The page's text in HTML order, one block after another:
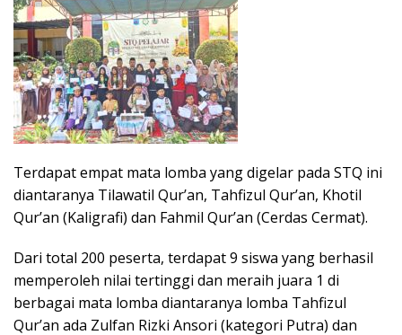
Terdapat empat mata lomba yang digelar pada STQ ini
diantaranya Tilawatil Qur’an, Tahfizul Qur’an, Khotil
Qur’an (Kaligrafi) dan Fahmil Qur’an (Cerdas Cermat).
Dari total 200 peserta, terdapat 9 siswa yang berhasil
memperoleh nilai tertinggi dan meraih juara 1 di
berbagai mata lomba diantaranya lomba Tahfizul
Qur’an ada Zulfan Rizki Ansori (kategori Putra) dan